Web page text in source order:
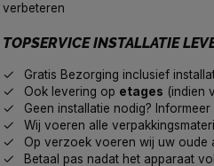
verbeteren
TOPSERVICE INSTALLATIE
Gratis Bezorging inclusief
Ook levering op etages (indien
Geen installatie nodig?
Wij voeren alle
Op verzoek voeren wij uw oude
Betaal pas nadat het apparaat